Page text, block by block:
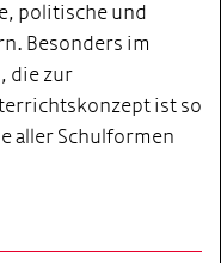
politische und
Besonders im
die zur
ist so
aller Schulformen